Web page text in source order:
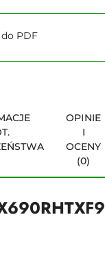
PDF
OPINIE
I
OCENY
(0)